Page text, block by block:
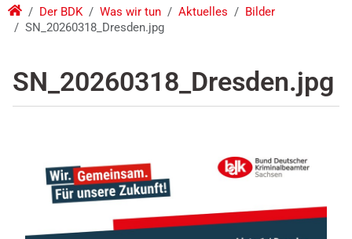
Der BDK Was wir tun Aktuelles
Bilder
SN_20260318_Dresden.jpg
SN_20260318_Dresden.jpg